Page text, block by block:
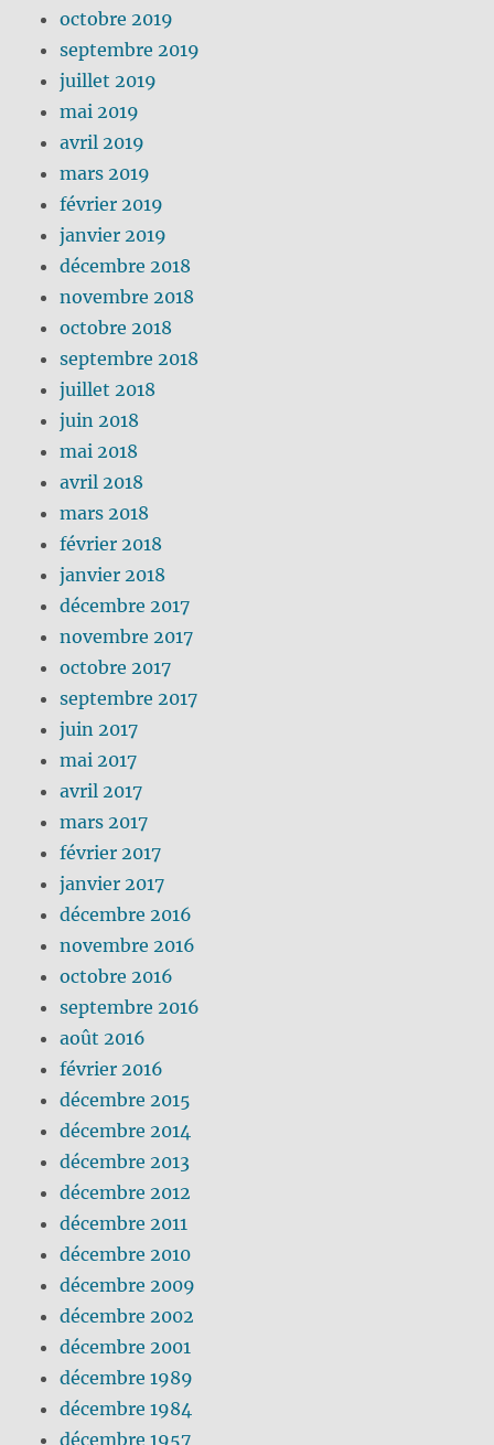
octobre 2019
septembre 2019
juillet 2019
mai 2019
avril 2019
mars 2019
février 2019
janvier 2019
décembre 2018
novembre 2018
octobre 2018
septembre 2018
juillet 2018
juin 2018
mai 2018
avril 2018
mars 2018
février 2018
janvier 2018
décembre 2017
novembre 2017
octobre 2017
septembre 2017
juin 2017
mai 2017
avril 2017
mars 2017
février 2017
janvier 2017
décembre 2016
novembre 2016
octobre 2016
septembre 2016
août 2016
février 2016
décembre 2015
décembre 2014
décembre 2013
décembre 2012
décembre 2011
décembre 2010
décembre 2009
décembre 2002
décembre 2001
décembre 1989
décembre 1984
décembre 1957